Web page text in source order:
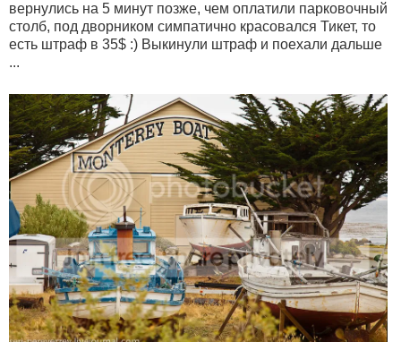
вернулись на 5 минут позже, чем оплатили парковочный
столб, под дворником симпатично красовался Тикет, то
есть штраф в 35$ :) Выкинули штраф и поехали дальше
...